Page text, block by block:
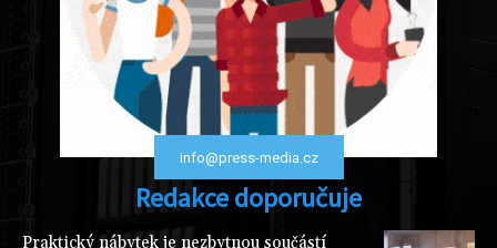
info@press-media.cz
Redakce doporučuje
Praktický nábytek je nezbytnou součástí